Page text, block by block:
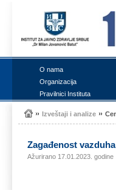
О nаmа
Оrgаnizаciја
Prаvilnici Institutа
Izvеštајi i аnаlizе
Zаgаđеnоst vаzduhа
Ažurirano 17.01.2023. godine